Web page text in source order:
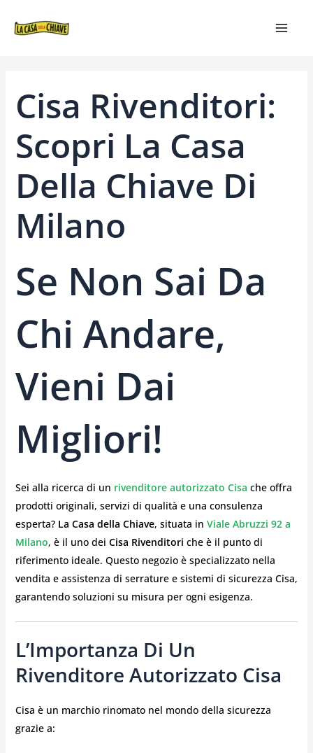
Cisa Rivenditori:
Scopri La Casa
Della Chiave Di
Milano
Se Non Sai Da
Chi Andare,
Vieni Dai
Migliori!
Sei alla ricerca di un rivenditore autorizzato Cisa che offra
prodotti originali, servizi di qualità e una consulenza
esperta? La Casa della Chiave, situata in Viale Abruzzi 92 a
Milano, è il uno dei Cisa Rivenditori che è il punto di
riferimento ideale. Questo negozio è specializzato nella
vendita e assistenza di serrature e sistemi di sicurezza Cisa,
garantendo soluzioni su misura per ogni esigenza.
L’Importanza Di Un
Rivenditore Autorizzato Cisa
Cisa è un marchio rinomato nel mondo della sicurezza
grazie a:
ARTICOLI